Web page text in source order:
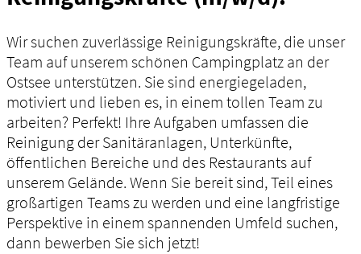
Wir suchen zuverlässige Reinigungskräfte, die unser
Team auf unserem schönen Campingplatz an der
Ostsee unterstützen. Sie sind energiegeladen,
motiviert und lieben es, in einem tollen Team zu
arbeiten? Perfekt! Ihre Aufgaben umfassen die
Reinigung der Sanitäranlagen, Unterkünfte,
öffentlichen Bereiche und des Restaurants auf
unserem Gelände. Wenn Sie bereit sind, Teil eines
großartigen Teams zu werden und eine langfristige
Perspektive in einem spannenden Umfeld suchen,
dann bewerben Sie sich jetzt!